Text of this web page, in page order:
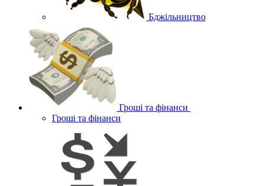
Бджільництво
Гроші та фінанси
Гроші та фінанси